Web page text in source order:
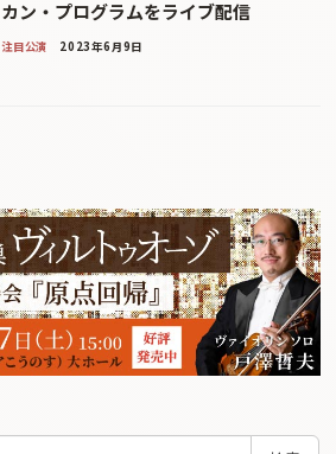
カン・プログラムをライブ配信
注目公演 2023年6月9日